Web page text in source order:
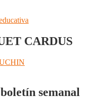
CARDUS
semanal